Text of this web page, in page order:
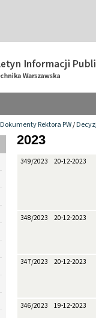
Dokumenty Rektora PW/
2023
349/2023 20-12-2023
348/2023 20-12-2023
347/2023 20-12-2023
346/2023 19-12-2023